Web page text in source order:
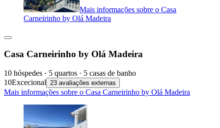
Mais informações sobre o Casa
Carneirinho by Olá Madeira
Casa Carneirinho by Olá Madeira
10 hóspedes · 5 quartos · 5 casas de banho
10Excecional 23 avaliações externas
Mais informações sobre o Casa Carneirinho by Olá Madeira